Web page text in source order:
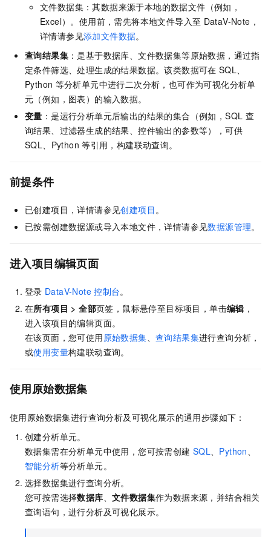
文件数据集：其数据来源于本地的数据文件（例如，
Excel）。使用前，需先将本地文件导入至 DataV-Note，
详情请参见添加文件数据。
查询结果集 ：是基于数据库、文件数据集等原始数据，通过指
定条件筛选、处理生成的结果数据。该类数据可在 SQL、
Python 等分析单元中进行二次分析，也可作为可视化分析单
元（例如，图表）的输入数据。
变量 ：是运行分析单元后输出的结果的集合（例如，SQL 查
询结果、过滤器生成的结果、控件输出的参数等），可供
SQL、Python 等引用，构建联动查询。
前提条件
已创建项目，详情请参见创建项目。
已按需创建数据源或导入本地文件，详情请参见数据源管理。
进入项目编辑页面
登录 DataV-Note 控制台。
在所有项目 >全部页签，鼠标悬停至目标项目，单击编辑 ，
进入该项目的编辑页面。
在该页面，您可使用原始数据集、查询结果集进行查询分析，
或使用变量构建联动查询。
使用原始数据集
使用原始数据集进行查询分析及可视化展示的通用步骤如下：
创建分析单元。
数据集需在分析单元中使用，您可按需创建 SQL Python
智能分析等分析单元。
选择数据集进行查询分析。
您可按需选择数据库 、文件数据集作为数据来源，并结合相关
查询语句，进行分析及可视化展示。